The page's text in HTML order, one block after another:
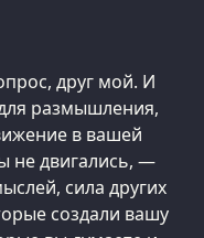
друг мой. И
размышления,
в вашей
не двигались, —
сила других
создали вашу